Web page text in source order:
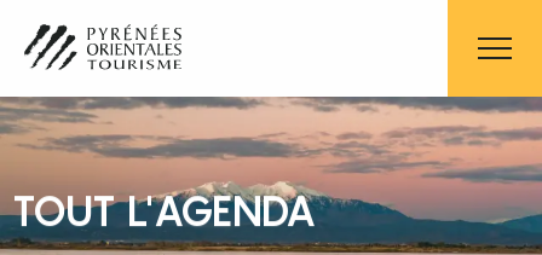
contenu
principal
TOUT L'AGENDA